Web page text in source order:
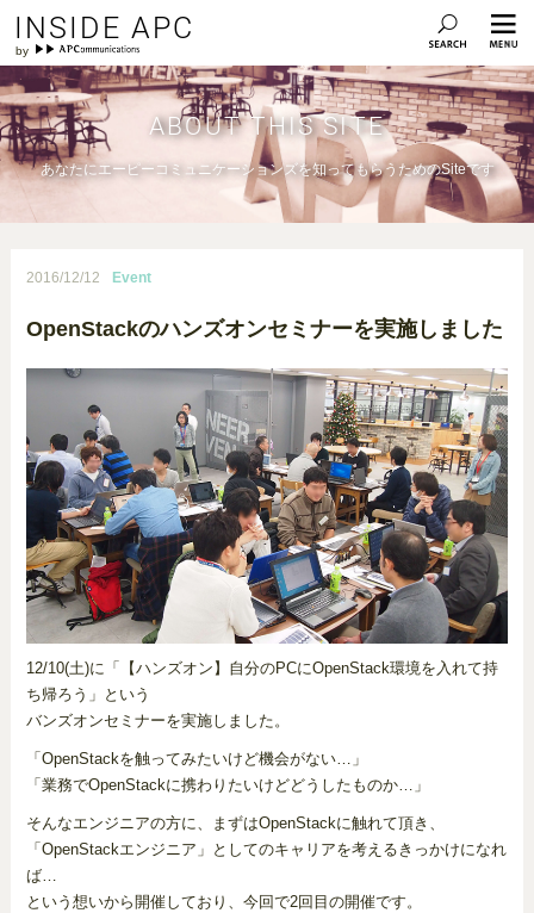
INSIDE APC
ABOUT THIS SITE
あなたにエーピーコミュニケーションズを知ってもらうためのSiteです
2016/12/12 Event
OpenStackのハンズオンセミナーを実施しました
12/10(土)に「【ハンズオン】自分のPCにOpenStack環境を入れて持
ち帰ろう」という
バンズオンセミナーを実施しました。
「OpenStackを触ってみたいけど機会がない…」
「業務でOpenStackに携わりたいけどどうしたものか…」
そんなエンジニアの方に、まずはOpenStackに触れて頂き、
「OpenStackエンジニア」としてのキャリアを考えるきっかけになれ
ば…
という想いから開催しており、今回で2回目の開催です。